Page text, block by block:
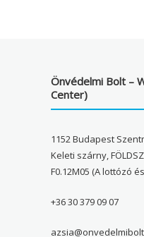
Önvédelmi Bolt –
Center)
1152 Budapest
Keleti szárny,
F0.12M05 (A lottózó
+36 30 379 09 07